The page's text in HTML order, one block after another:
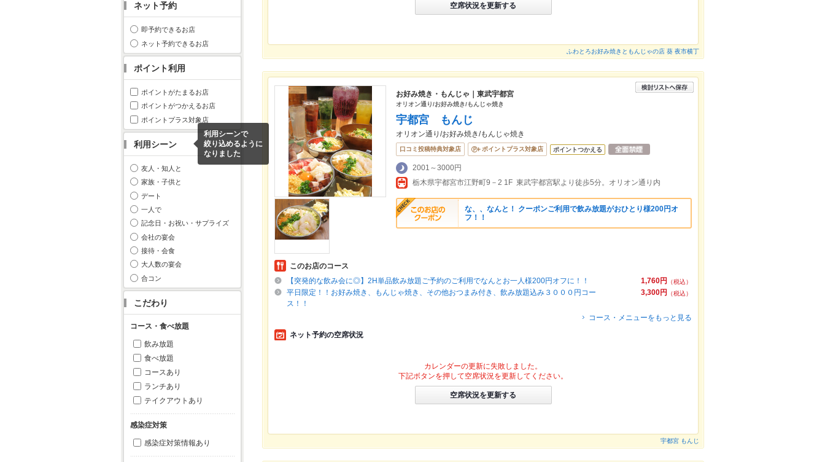
ネット予約
即予約できるお店
ネット予約できるお店
ポイント利用
ポイントがたまるお店
ポイントがつかえるお店
ポイントプラス対象店
利用シーン
利用シーンで
絞り込めるように
なりました
友人・知人と
家族・子供と
デート
一人で
記念日・お祝い・サプライズ
会社の宴会
接待・会食
大人数の宴会
合コン
こだわり
コース・食べ放題
飲み放題
食べ放題
コースあり
ランチあり
テイクアウトあり
感染症対策
感染症対策情報あり
空席状況を更新する
ふわとろお好み焼きともんじゃの店 葵 夜市横丁
お好み焼き・もんじゃ｜東武宇都宮
オリオン通り/お好み焼き/もんじゃ焼き
宇都宮 もんじ
オリオン通り/お好み焼き/もんじゃ焼き
口コミ投稿特典対象店 ポイントプラス対象店 ポイントつかえる
2001～3000円
栃木県宇都宮市江野町9－2 1F 東武宇都宮駅より徒歩5分。オリオン通り内
な、、なんと！ クーポンご利用で飲み放題がおひとり様200円オ
フ！！
このお店のコース
1,760円
（税込）
【突発的な飲み会に◎】2H単品飲み放題ご予約のご利用でなんとお一人様200円オフに！！
3,300円
（税込）
平日限定！！お好み焼き、もんじゃ焼き、その他おつまみ付き、飲み放題込み３０００円コー
ス！！
コース・メニューをもっと見る
ネット予約の空席状況
カレンダーの更新に失敗しました。
下記ボタンを押して空席状況を更新してください。
空席状況を更新する
宇都宮 もんじ